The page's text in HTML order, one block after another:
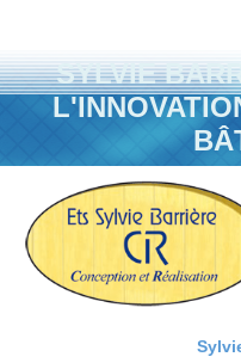
SYLVIE